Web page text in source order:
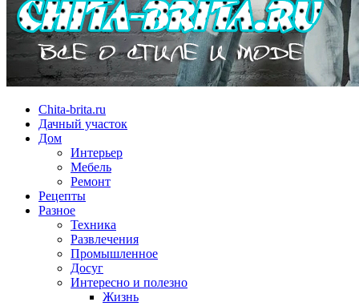
Chita-brita.ru
Дачный участок
Дом
Интерьер
Мебель
Ремонт
Рецепты
Разное
Техника
Развлечения
Промышленное
Досуг
Интересно и полезно
Жизнь